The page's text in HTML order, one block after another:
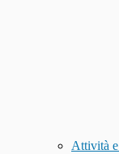
Attività